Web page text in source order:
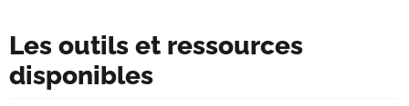
Les outils et ressources
disponibles